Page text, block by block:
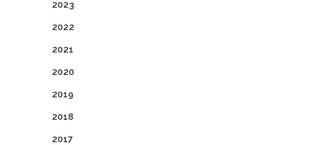
2023
2022
2021
2020
2019
2018
2017